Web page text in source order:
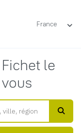
France
le